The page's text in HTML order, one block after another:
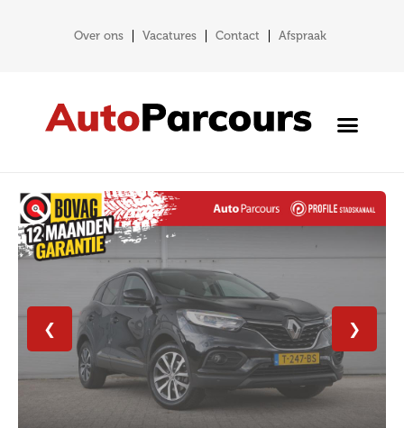
Over ons Vacatures Contact Afspraak
❮ ❯